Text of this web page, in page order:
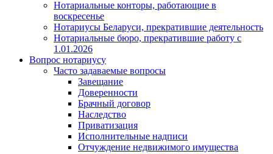
Нотариальные конторы, работающие в
воскресенье
Нотариусы Беларуси, прекратившие деятельность
Нотариальные бюро, прекратившие работу с
1.01.2026
Вопрос нотариусу
Часто задаваемые вопросы
Завещание
Доверенности
Брачный договор
Наследство
Приватизация
Исполнительные надписи
Отчуждение недвижимого имущества